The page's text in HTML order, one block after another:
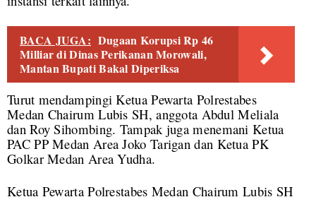
BACA JUGA: Dugaan Korupsi Rp 46
Milliar di Dinas Perikanan Morowali,
Mantan Bupati Bakal Diperiksa
Turut mendampingi Ketua Pewarta Polrestabes
Medan Chairum Lubis SH, anggota Abdul Meliala
dan Roy Sihombing. Tampak juga menemani Ketua
PAC PP Medan Area Joko Tarigan dan Ketua PK
Golkar Medan Area Yudha.
Ketua Pewarta Polrestabes Medan Chairum Lubis SH